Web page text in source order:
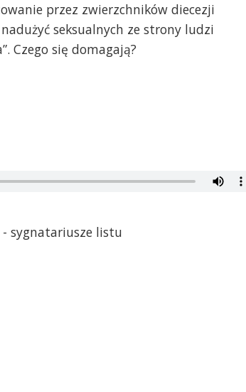
przez zwierzchników diecezji
seksualnych ze strony ludzi
Czego się domagają?
- sygnatariusze listu